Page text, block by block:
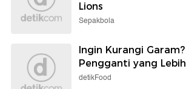
Lions
Sepakbola
Ingin Kurangi
Pengganti yang
detikFood